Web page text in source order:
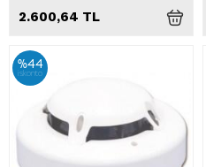
2.600,64 TL
%44
iskonto